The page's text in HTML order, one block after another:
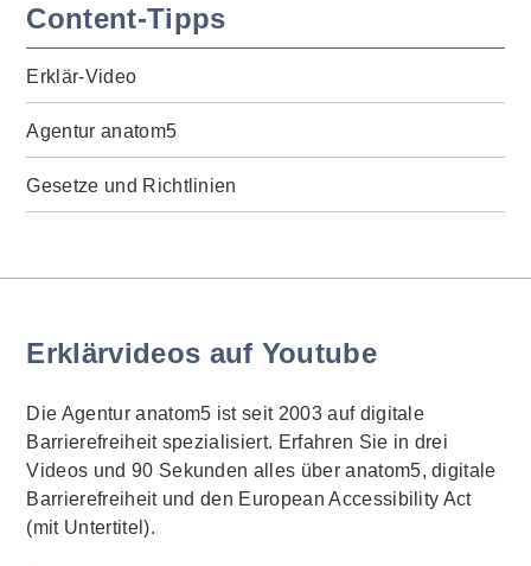
Content-Tipps
Erklär-Video
Agentur anatom5
Gesetze und Richtlinien
Erklärvideos auf Youtube
Die Agentur anatom5 ist seit 2003 auf digitale
Barrierefreiheit spezialisiert. Erfahren Sie in drei
Videos und 90 Sekunden alles über anatom5, digitale
Barrierefreiheit und den European Accessibility Act
(mit Untertitel).